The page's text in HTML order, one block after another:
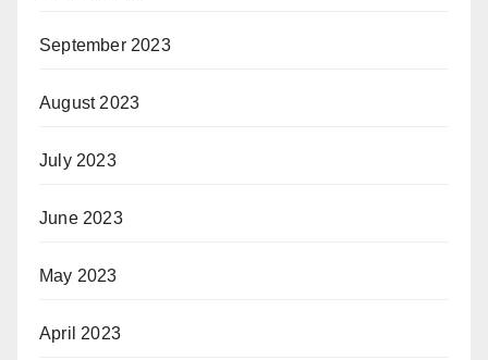
September 2023
August 2023
July 2023
June 2023
May 2023
April 2023